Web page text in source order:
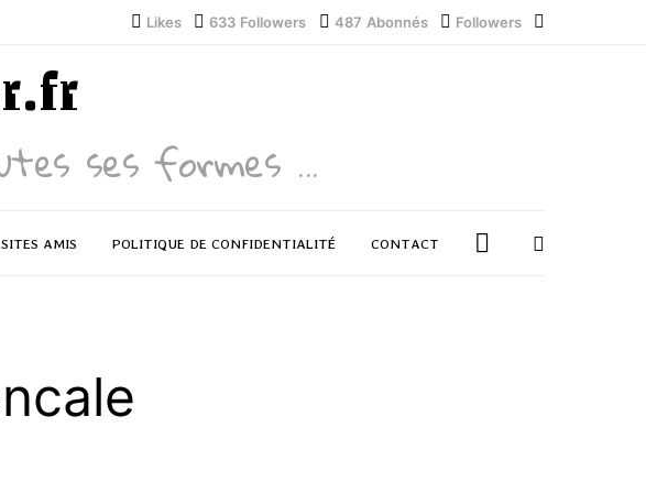
Likes 633 Followers 487 Abonnés Followers
ses formes ...
SITES AMIS POLITIQUE DE CONFIDENTIALITÉ CONTACT